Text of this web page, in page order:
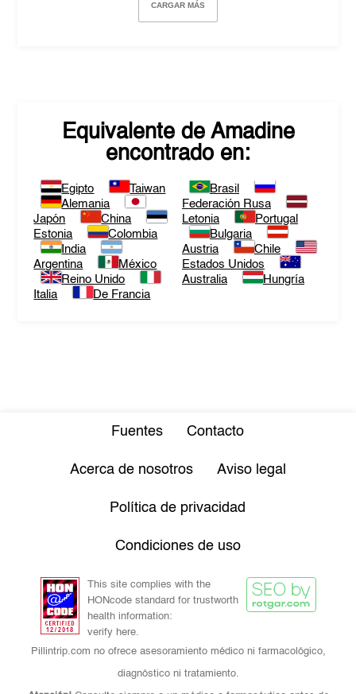
CARGAR MÁS
Equivalente de Amadine
encontrado en:
Egipto
Taiwan
Alemania
Japón
China
Estonia
Colombia
India
Argentina
México
Reino Unido
Italia
De Francia
Brasil
Federación Rusa
Letonia
Portugal
Bulgaria
Austria
Chile
Estados Unidos
Australia
Hungría
Fuentes Contacto
Acerca de nosotros Aviso legal
Política de privacidad
Condiciones de uso
This site complies with the
HONcode standard for trustworth
health information:
verify here.
Pillintrip.com no ofrece asesoramiento médico ni farmacológico,
diagnóstico ni tratamiento.